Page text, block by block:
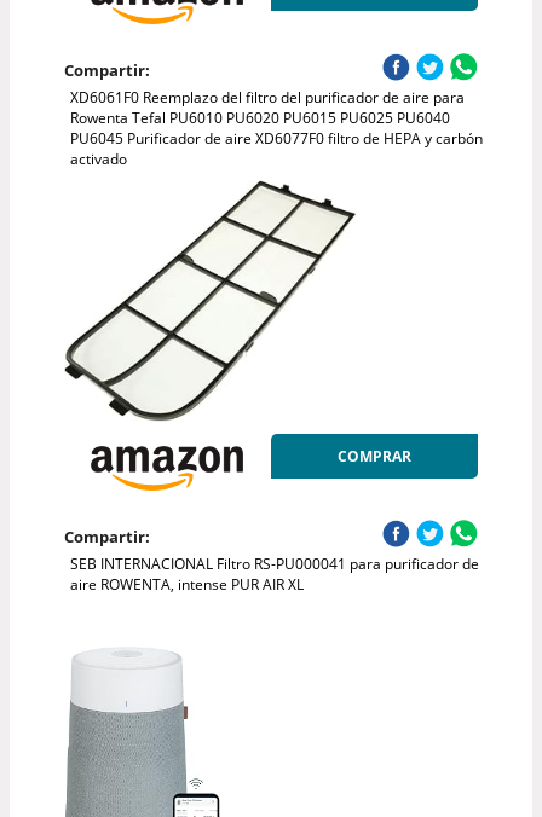
Compartir:
XD6061F0 Reemplazo del filtro del purificador de aire para
Rowenta Tefal PU6010 PU6020 PU6015 PU6025 PU6040
PU6045 Purificador de aire XD6077F0 filtro de HEPA y carbón
activado
COMPRAR
Compartir:
SEB INTERNACIONAL Filtro RS-PU000041 para purificador de
aire ROWENTA, intense PUR AIR XL